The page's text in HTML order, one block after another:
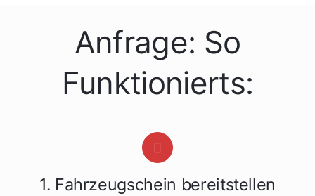
Anfrage: So
Funktionierts:
1. Fahrzeugschein bereitstellen